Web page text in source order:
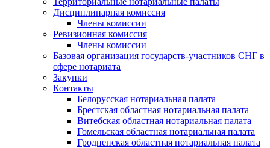
Дисциплинарная комиссия
Члены комиссии
Ревизионная комиссия
Члены комиссии
Базовая организация государств-участников СНГ в
сфере нотариата
Закупки
Контакты
Белорусская нотариальная палата
Брестская областная нотариальная палата
Витебская областная нотариальная палата
Гомельская областная нотариальная палата
Гродненская областная нотариальная палата